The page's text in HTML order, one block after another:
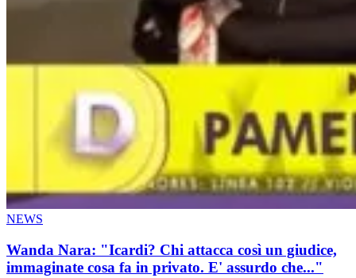
NEWS
Wanda Nara: "Icardi? Chi attacca così un giudice,
immaginate cosa fa in privato. E' assurdo che..."